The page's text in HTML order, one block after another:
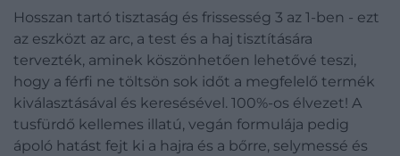
Hosszan tartó tisztaság és frissesség 3 az 1-ben - ezt
az eszközt az arc, a test és a haj tisztítására
tervezték, aminek köszönhetően lehetővé teszi,
hogy a férfi ne töltsön sok időt a megfelelő termék
kiválasztásával és keresésével. 100%-os élvezet! A
tusfürdő kellemes illatú, vegán formulája pedig
ápoló hatást fejt ki a hajra és a bőrre, selymessé és